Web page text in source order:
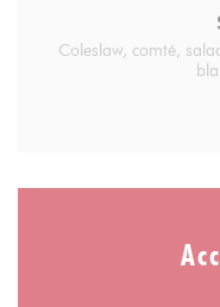
Coleslaw, comté,